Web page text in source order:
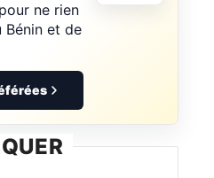
ne rien
Bénin et de